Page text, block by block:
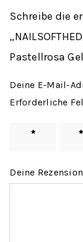
Schreibe die
Pastellrosa
Deine E-Mail-
Erforderliche
1 von
2
Deine Rezension